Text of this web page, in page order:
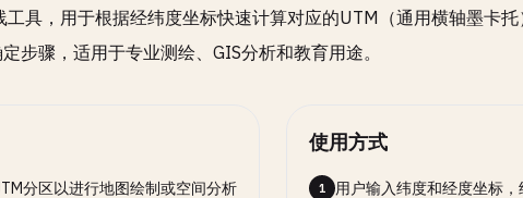
具，用于根据经纬度坐标快速计算对应的UTM（通用横轴墨卡
步骤，适用于专业测绘、GIS分析和教育用途。
分区以进行地图绘制或空间分析
使用方式
1
用户输入纬度和经度坐标